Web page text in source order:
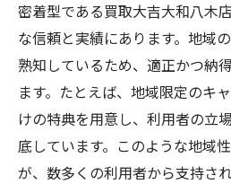
密着型である買取大吉大和八木
な信頼と実績にあります。地域
熟知しているため、適正かつ納
ます。たとえば、地域限定のキ
けの特典を用意し、利用者の立
底しています。このような地域
が、数多くの利用者から支持さ